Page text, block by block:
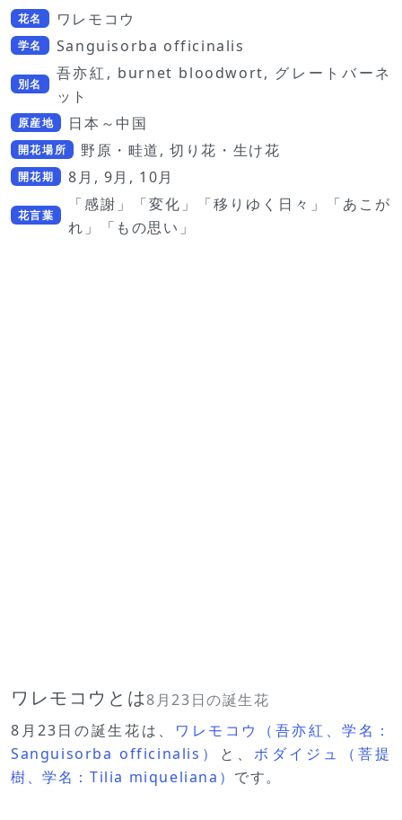
花名 ワレモコウ
学名 Sanguisorba officinalis
別名
吾亦紅, burnet bloodwort, グレートバーネ
ット
原産地 日本～中国
開花場所 野原・畦道, 切り花・生け花
開花期 8月, 9月, 10月
花言葉
「感謝」「変化」「移りゆく日々」「あこが
れ」「もの思い」
ワレモコウとは8月23日の誕生花
8月23日の誕生花は、 ワレモコウ（吾亦紅、学名：
Sanguisorba officinalis）
と、ボダイジュ（菩提
樹、学名：Tilia miqueliana） です。